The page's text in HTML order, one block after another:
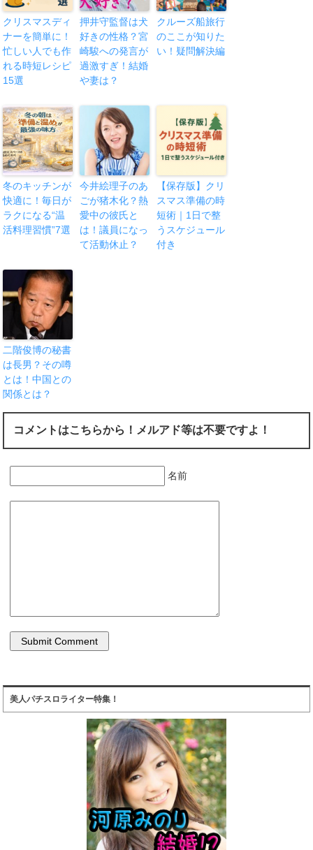
クリスマスディ
ナーを簡単に！
忙しい人でも作
れる時短レシピ
15選
押井守監督は犬
好きの性格？宮
崎駿への発言が
過激すぎ！結婚
や妻は？
クルーズ船旅行
のここが知りた
い！疑問解決編
冬のキッチンが
快適に！毎日が
ラクになる“温
活料理習慣”7選
今井絵理子のあ
ごが猪木化？熱
愛中の彼氏と
は！議員になっ
て活動休止？
【保存版】クリ
スマス準備の時
短術｜1日で整
うスケジュール
付き
二階俊博の秘書
は長男？その噂
とは！中国との
関係とは？
コメントはこちらから！メルアド等は不要ですよ！
名前
美人パチスロライター特集！